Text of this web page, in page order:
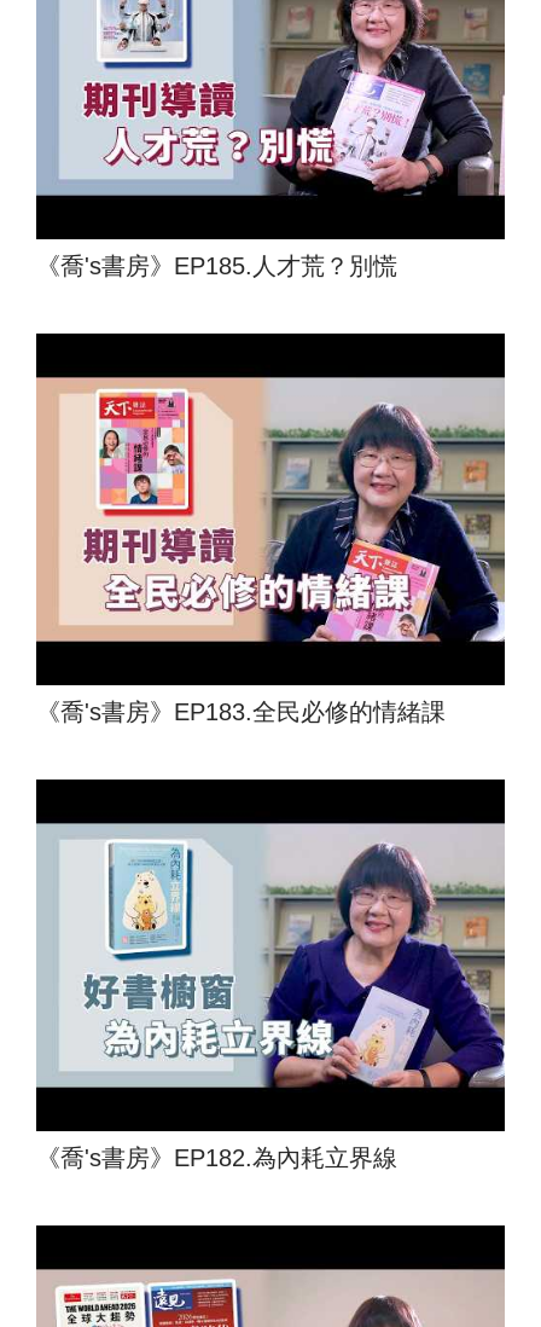
《喬's書房》EP185.人才荒？別慌
《喬's書房》EP183.全民必修的情緒課
《喬's書房》EP182.為內耗立界線